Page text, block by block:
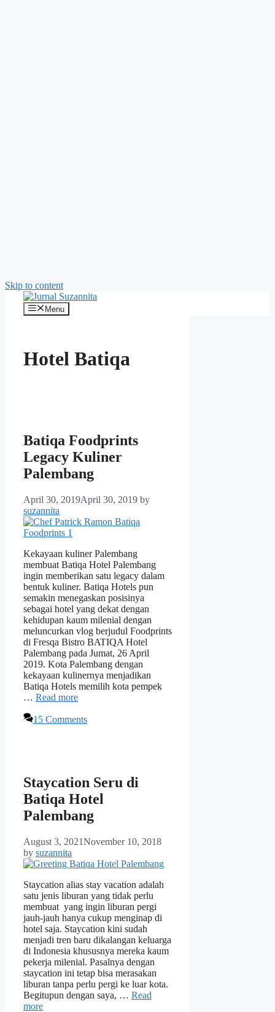
Skip to content
Menu
Hotel Batiqa
Batiqa Foodprints
Legacy Kuliner
Palembang
April 30, 2019April 30, 2019 by
suzannita
Kekayaan kuliner Palembang
membuat Batiqa Hotel Palembang
ingin memberikan satu legacy dalam
bentuk kuliner. Batiqa Hotels pun
semakin menegaskan posisinya
sebagai hotel yang dekat dengan
kehidupan kaum milenial dengan
meluncurkan vlog berjudul Foodprints
di Fresqa Bistro BATIQA Hotel
Palembang pada Jumat, 26 April
2019. Kota Palembang dengan
kekayaan kulinernya menjadikan
Batiqa Hotels memilih kota pempek
… Read more
15 Comments
Staycation Seru di
Batiqa Hotel
Palembang
August 3, 2021November 10, 2018
by suzannita
Staycation alias stay vacation adalah
satu jenis liburan yang tidak perlu
membuat yang ingin liburan pergi
jauh-jauh hanya cukup menginap di
hotel saja. Staycation kini sudah
menjadi tren baru dikalangan keluarga
di Indonesia khususnya mereka kaum
pekerja milenial. Pasalnya dengan
staycation ini tetap bisa merasakan
liburan tanpa perlu pergi ke luar kota.
Begitupun dengan saya, … Read
more